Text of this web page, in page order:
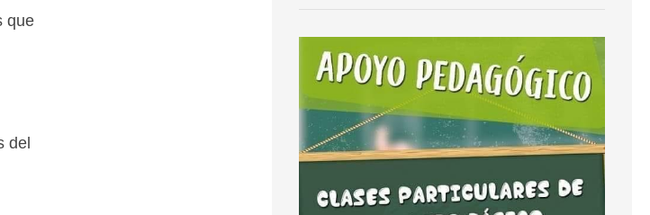
que
del